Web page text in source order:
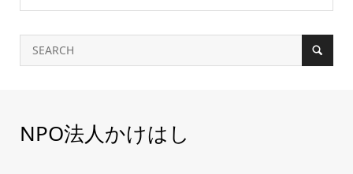
NPO法人かけはし